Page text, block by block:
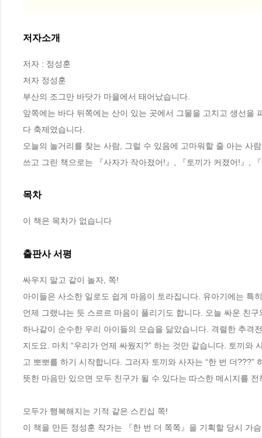
저자소개
저자 : 정성훈
저자 정성훈
부산의 조그만 바닷가 마을에서 태어났습니다.
앞쪽에는 바다 뒤쪽에는 산이 있는 곳에서 그물을 고치고 생선을
다 축제였습니다.
오늘의 놀거리를 찾는 사람, 그럴 수 있음에 고마워할 줄 아는 사
쓰고 그린 책으로는 『사자가 작아졌어!』, 『토끼가 커졌어!』,
목차
이 책은 목차가 없습니다
출판사 서평
싸우지 말고 같이 놀자, 쪽!
아이들은 사소한 일로도 쉽게 마음이 토라집니다. 유아기에는 특
언제 그랬냐는 듯 스르르 마음이 풀리기도 합니다. 오늘 싸운 친
하나같이 순수한 우리 아이들의 모습을 닮았습니다. 격렬한 추격
지도요. 마치 “우리가 언제 싸웠지?” 하는 것만 같습니다. 토끼
고 뽀뽀를 하기 시작합니다. 그러자 토끼와 사자는 “한 번 더
뜻한 마음만 있으면 모두 친구가 될 수 있다는 따스한 메시지를
모두가 행복해지는 기적 같은 스킨십 쪽!
이 책을 만든 정성훈 작가는 『한 번 더 쪽쪽』을 기획할 당시 가